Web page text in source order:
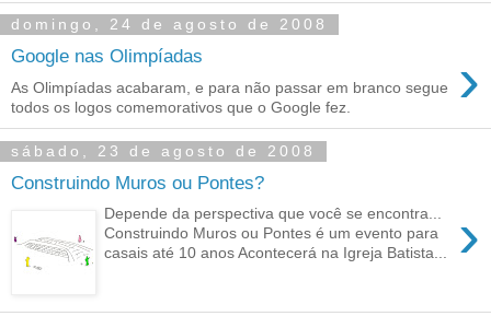
domingo, 24 de agosto de 2008
Google nas Olimpíadas ›
As Olimpíadas acabaram, e para não passar em branco segue
todos os logos comemorativos que o Google fez.
sábado, 23 de agosto de 2008
Construindo Muros ou Pontes?
›
Depende da perspectiva que você se encontra...
Construindo Muros ou Pontes é um evento para
casais até 10 anos Acontecerá na Igreja Batista...